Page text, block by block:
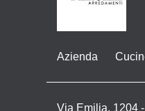
Azienda
Via Emilia, 1204